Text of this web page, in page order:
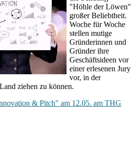
"Höhle der Löwen"
großer Beliebtheit.
Woche für Woche
stellen mutige
Gründerinnen und
Gründer ihre
Geschäftsideen vor
einer erlesenen Jury
vor, in der
ziehen zu können.
& Pitch" am 12.05. am THG